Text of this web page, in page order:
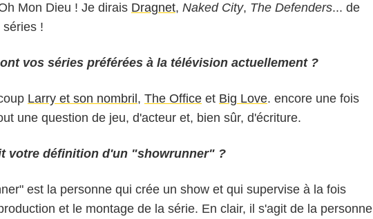
Mon Dieu ! Je dirais Dragnet, Naked City, The Defenders... de
!
vos séries préférées à la télévision actuellement ?
Larry et son nombril , The Office et Big Love. encore une fois
une question de jeu, d'acteur et, bien sûr, d'écriture.
votre définition d'un "showrunner" ?
est la personne qui crée un show et qui supervise à la fois
et le montage de la série. En clair, il s'agit de la personne